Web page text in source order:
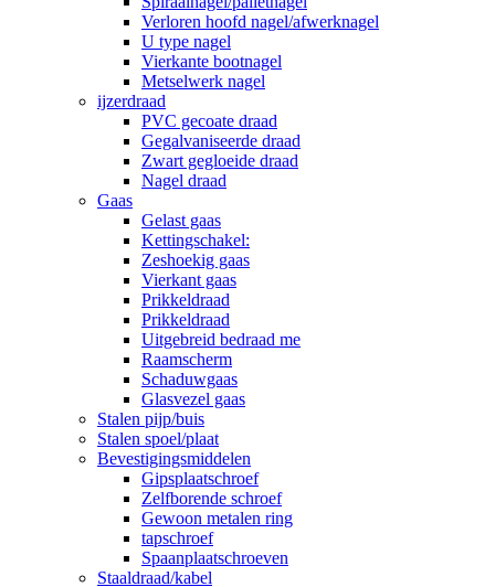
Verloren hoofd nagel/afwerknagel
U type nagel
Vierkante bootnagel
Metselwerk nagel
ijzerdraad
PVC gecoate draad
Gegalvaniseerde draad
Zwart gegloeide draad
Nagel draad
Gaas
Gelast gaas
Kettingschakel:
Zeshoekig gaas
Vierkant gaas
Prikkeldraad
Prikkeldraad
Uitgebreid bedraad me
Raamscherm
Schaduwgaas
Glasvezel gaas
Stalen pijp/buis
Stalen spoel/plaat
Bevestigingsmiddelen
Gipsplaatschroef
Zelfborende schroef
Gewoon metalen ring
tapschroef
Spaanplaatschroeven
Staaldraad/kabel